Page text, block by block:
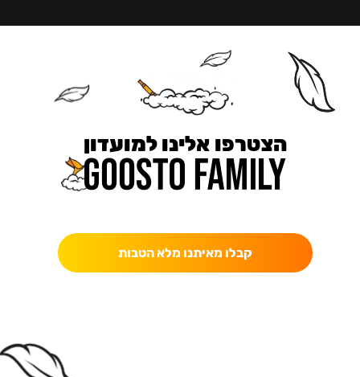
הצטרפו אלינו למועדון
קבלו מאיתנו מלא הטבות